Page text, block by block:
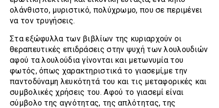
ολάνθιστο, μυριστικό, πολύχρωμο, που σε περιμένει
να τον τρυγήσεις.
Στα εξώφυλλα των βιβλίων της κυριαρχούν οι
θεραπευτικές επιδράσεις στην ψυχή των λουλουδιών
αφού τα λουλούδια γίνονται και μετωνυμία του
φωτός, όπως χαρακτηριστικά το γιασεμί,με την
παντοδύναμη λευκότητά του και τις μεταφορικές και
συμβολικές χρήσεις του. Αφού το γιασεμί είναι
σύμβολο της αγνότητας, της απλότητας, της